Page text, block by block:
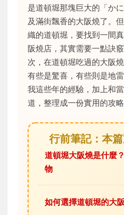
是道頓堀那塊巨大的「か
及滿街飄香的大阪燒了。
織的道頓堀，要找到一間
阪燒店，其實需要一點訣
次，在道頓堀吃過的大阪
有些是驚喜，有些則是地
我這些年的經驗，加上和
道，整理成一份實用的攻略
行前筆記：本
道頓堀大阪燒是什麼
物
如何選擇道頓堀的大